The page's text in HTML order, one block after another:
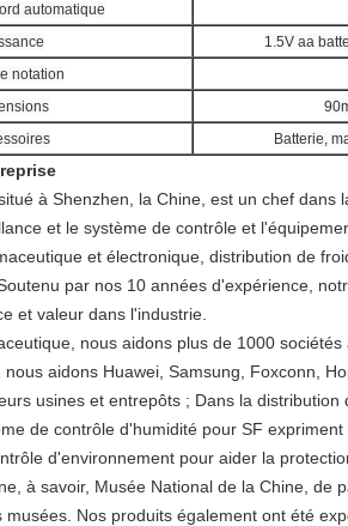
automatique
1.5V aa
notation
Batterie,
à Shenzhen, la Chine, est un chef dans
et le système de contrôle et
et électronique, distribution de
par nos 10 années d'expérience,
et valeur dans l'industrie.
nous aidons plus de 1000
aidons Huawei, Samsung, Foxconn,
usines et entrepôts ; Dans la
de contrôle d'humidité pour SF
d'environnement pour aider la
à savoir, Musée National de la Chine, de
musées. Nos produits également ont été